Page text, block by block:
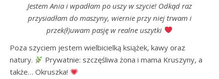
Jestem Ania i wpadłam po uszy w szycie! Odkąd raz
przysiadłam do maszyny, wiernie przy niej trwam i
przek(ł)uwam pasję w realne uszytki
Poza szyciem jestem wielbicielką książek, kawy oraz
natury.
Prywatnie: szczęśliwa żona i mama Kruszyny, a
także… Okruszka!